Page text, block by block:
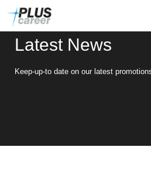
Latest News
Keep-up-to date on our latest